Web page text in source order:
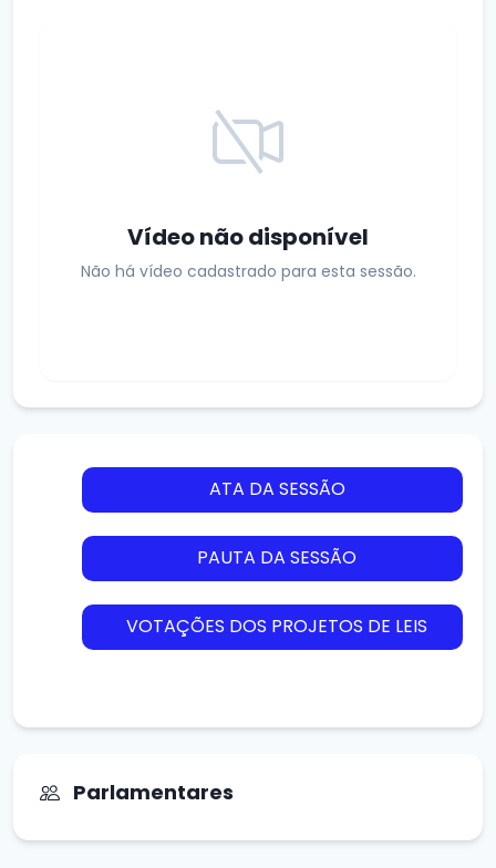
Vídeo não disponível
Não há vídeo cadastrado para esta sessão.
ATA DA SESSÃO
PAUTA DA SESSÃO
VOTAÇÕES DOS PROJETOS DE LEIS
Parlamentares